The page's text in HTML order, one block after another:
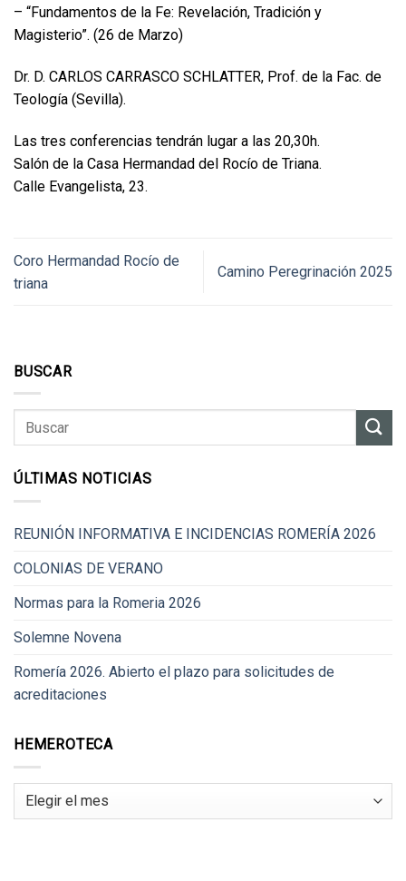
– “Fundamentos de la Fe: Revelación, Tradición y
Magisterio”. (26 de Marzo)
Dr. D. CARLOS CARRASCO SCHLATTER, Prof. de la Fac. de
Teología (Sevilla).
Las tres conferencias tendrán lugar a las 20,30h.
Salón de la Casa Hermandad del Rocío de Triana.
Calle Evangelista, 23.
Coro Hermandad Rocío de
triana
Camino Peregrinación 2025
BUSCAR
ÚLTIMAS NOTICIAS
REUNIÓN INFORMATIVA E INCIDENCIAS ROMERÍA 2026
COLONIAS DE VERANO
Normas para la Romeria 2026
Solemne Novena
Romería 2026. Abierto el plazo para solicitudes de
acreditaciones
HEMEROTECA
Hemeroteca